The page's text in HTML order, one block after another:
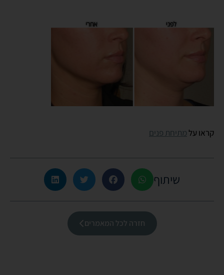
קראו עלמתיחת פנים
שיתוף
חזרה לכל המאמרים